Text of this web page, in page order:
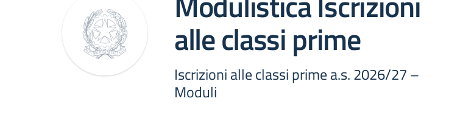
alle classi prime
Iscrizioni alle classi prime a.s. 2026/27 –
Moduli